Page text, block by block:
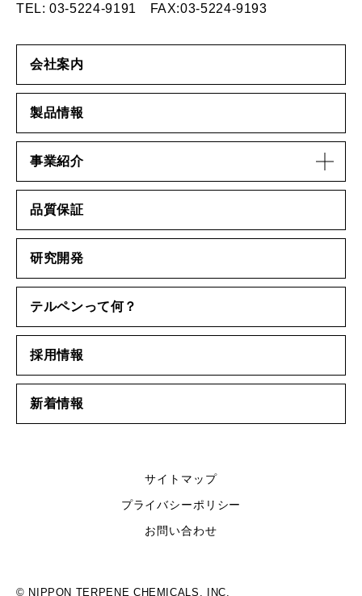
TEL:03-5224-9191 FAX:03-5224-9193
会社案内
製品情報
事業紹介
品質保証
研究開発
テルペンって何？
採用情報
新着情報
サイトマップ
プライバシーポリシー
お問い合わせ
© NIPPON TERPENE CHEMICALS, INC.